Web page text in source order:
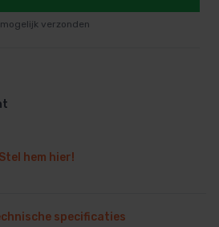
verzonden
hem hier!
specificaties